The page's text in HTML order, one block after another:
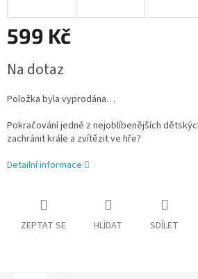
599 Kč
cena:
Na dotaz
Položka byla vyprodána…
Pokračování jedné z nejoblíbenějších
zachránit krále a zvítězit ve hře?
Detailní informace
ZEPTAT SE HLÍDAT SDÍLET